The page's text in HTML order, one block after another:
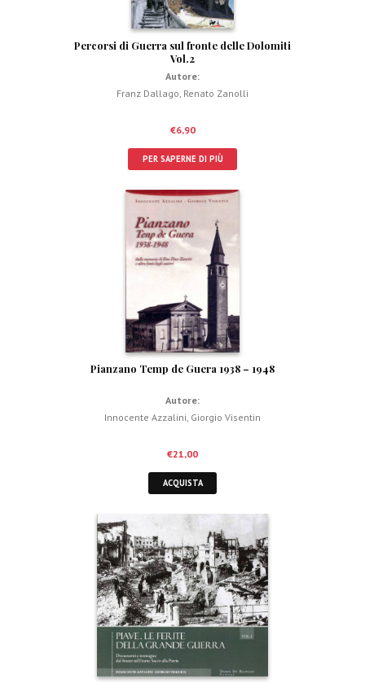
Percorsi di Guerra sul fronte delle Dolomiti
Vol.2
Autore:
Franz Dallago, Renato Zanolli
€6,90
PER SAPERNE DI PIÙ
Pianzano Temp de Guera 1938 – 1948
Autore:
Innocente Azzalini Giorgio Visentin
€21,00
ACQUISTA